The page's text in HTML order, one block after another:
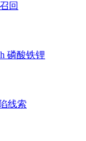
回
磷酸铁锂
线索